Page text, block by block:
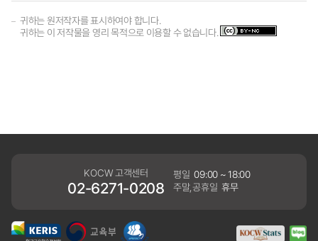
귀하는 원저작자를 표시하여야 합니다.
귀하는 이 저작물을 영리 목적으로 이용할 수 없습니다.
KOCW 고객센터
02-6271-0208
평일 09:00 ~ 18:00
주말,공휴일 휴무